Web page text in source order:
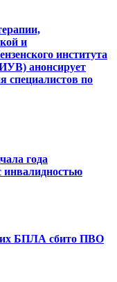
и
института
анонсирует
специалистов по
года
инвалидностью
БПЛА сбито ПВО